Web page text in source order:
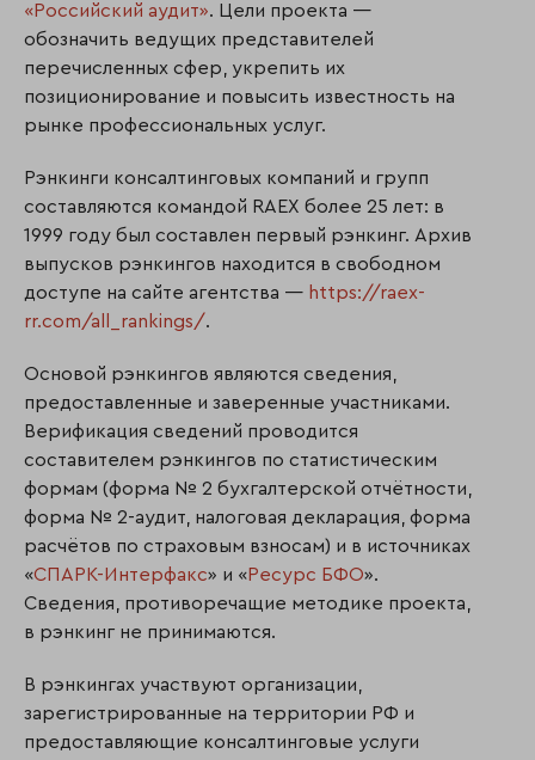
«Российский аудит». Цели проекта —
обозначить ведущих представителей
перечисленных сфер, укрепить их
позиционирование и повысить известность на
рынке профессиональных услуг.
Рэнкинги консалтинговых компаний и групп
составляются командой RAEX более 25 лет: в
1999 году был составлен первый рэнкинг. Архив
выпусков рэнкингов находится в свободном
доступе на сайте агентства — https://raex-
rr.com/all_rankings/.
Основой рэнкингов являются сведения,
предоставленные и заверенные участниками.
Верификация сведений проводится
составителем рэнкингов по статистическим
формам (форма № 2 бухгалтерской отчётности,
форма № 2-аудит, налоговая декларация, форма
расчётов по страховым взносам) и в источниках
«СПАРК-Интерфакс» и «Ресурс БФО».
Сведения, противоречащие методике проекта,
в рэнкинг не принимаются.
В рэнкингах участвуют организации,
зарегистрированные на территории РФ и
предоставляющие консалтинговые услуги